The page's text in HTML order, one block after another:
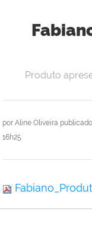
por Aline Oliveira publicado
16h25
Produto